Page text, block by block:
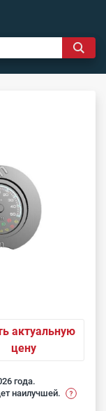
актуальную
цену
года.
наилучшей.